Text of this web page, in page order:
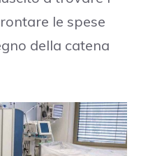
le spese
della catena